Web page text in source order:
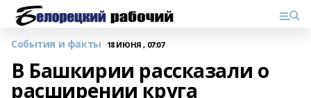
События и факты 18 ИЮНЯ , 07:07
В Башкирии рассказали о
расширении круга